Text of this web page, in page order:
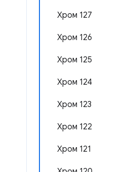
Хром 127
Хром 126
Хром 125
Хром 124
Хром 123
Хром 122
Хром 121